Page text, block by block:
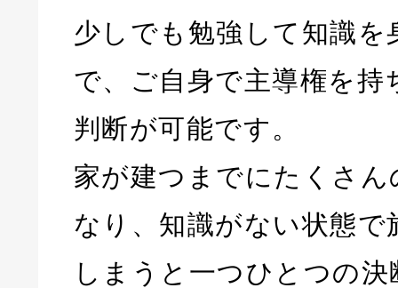
少しでも勉強して知識
で、ご自身で主導権を持
判断が可能です。
家が建つまでにたくさ
なり、知識がない状態で
しまうと一つひとつの